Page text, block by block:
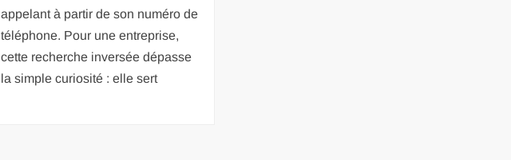
appelant à partir de son numéro de
téléphone. Pour une entreprise,
cette recherche inversée dépasse
la simple curiosité : elle sert